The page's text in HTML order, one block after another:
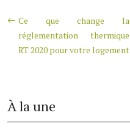
Ce que change la
réglementation thermique
RT 2020 pour votre logement
À la une